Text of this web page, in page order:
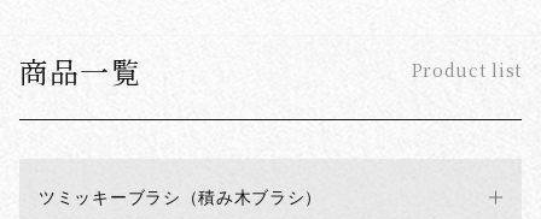
商品一覧 Product list
ツミッキーブラシ（積み木ブラシ）